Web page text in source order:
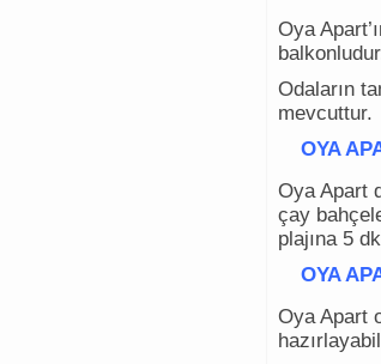
Oya
Odaların
mevcuttur.
OYA
Oya Apart
çay
plajına 5
OYA
Oya Apart